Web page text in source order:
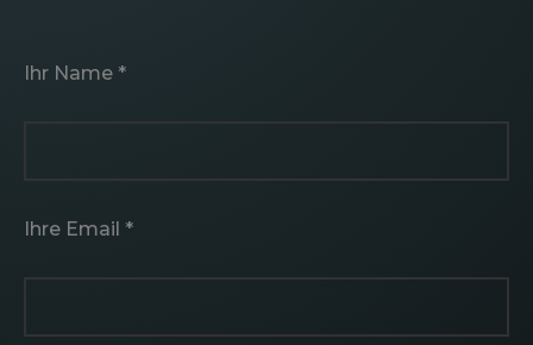
Ihr Name *
Ihre Email *